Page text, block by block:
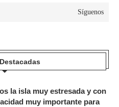
Síguenos
la isla muy estresada y con
muy importante para